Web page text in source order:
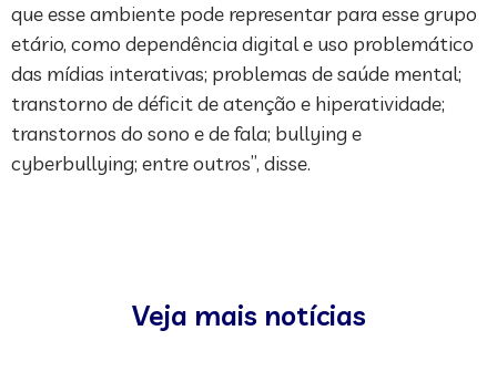
que esse ambiente pode representar para esse grupo
etário, como dependência digital e uso problemático
das mídias interativas; problemas de saúde mental;
transtorno de déficit de atenção e hiperatividade;
transtornos do sono e de fala; bullying e
cyberbullying; entre outros”, disse.
Veja mais notícias